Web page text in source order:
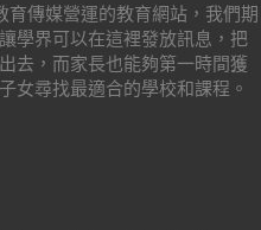
傳媒營運的教育網站，我們期
學界可以在這裡發放訊息，把
去，而家長也能夠第一時間獲
女尋找最適合的學校和課程。